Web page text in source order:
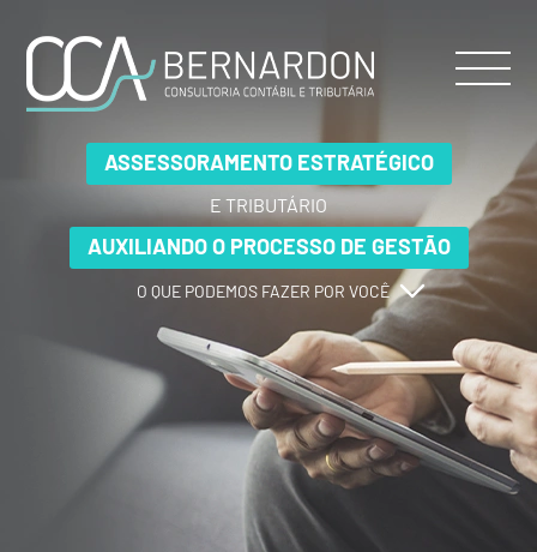
ASSESSORAMENTO ESTRATÉGICO
E TRIBUTÁRIO
AUXILIANDO O PROCESSO DE GESTÃO
O QUE PODEMOS FAZER POR VOCÊ
ASSESSORAMENTO ESTRATÉGICO
E TRIBUTÁRIO
AUXILIANDO O PROCESSO DE GESTÃO
O QUE PODEMOS FAZER POR VOCÊ
ASSESSORAMENTO ESTRATÉGICO
E TRIBUTÁRIO
AUXILIANDO O PROCESSO DE GESTÃO
O QUE PODEMOS FAZER POR VOCÊ